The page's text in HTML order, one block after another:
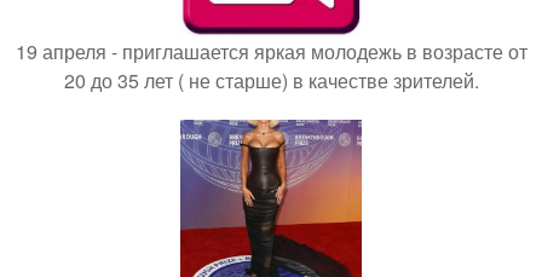
19 апреля - приглашается яркая молодежь в возрасте от
20 до 35 лет ( не старше) в качестве зрителей.